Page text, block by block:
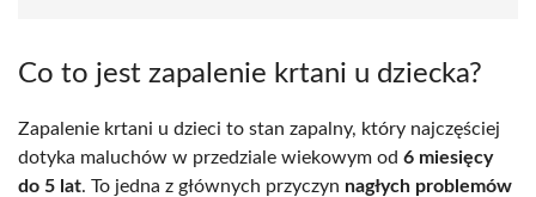
Co to jest zapalenie krtani u dziecka?
Zapalenie krtani u dzieci to stan zapalny, który najczęściej
dotyka maluchów w przedziale wiekowym od 6 miesięcy
do 5 lat. To jedna z głównych przyczyn nagłych problemów